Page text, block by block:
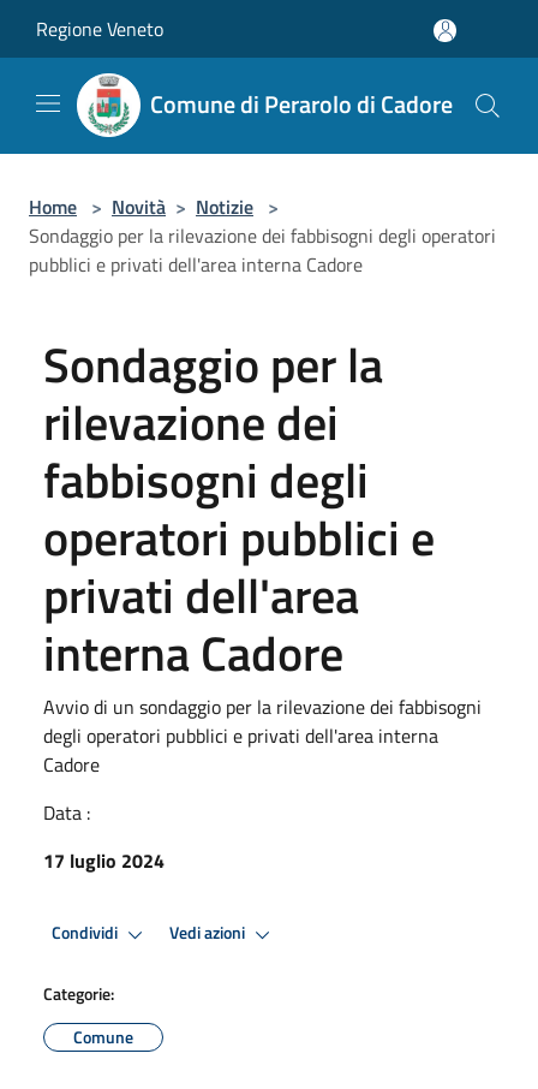
Regione Veneto
Comune di Perarolo di Cadore
Home > Novità > Notizie >
Sondaggio per la rilevazione dei fabbisogni degli operatori
pubblici e privati dell'area interna Cadore
Sondaggio per la
rilevazione dei
fabbisogni degli
operatori pubblici e
privati dell'area
interna Cadore
Avvio di un sondaggio per la rilevazione dei fabbisogni
degli operatori pubblici e privati dell'area interna
Cadore
Data :
17 luglio 2024
Condividi Vedi azioni
Categorie:
Comune